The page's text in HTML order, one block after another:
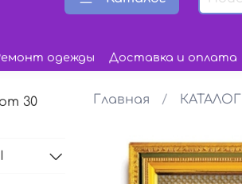
одежды Доставка и оплата
Главная КАТАЛОГ
30